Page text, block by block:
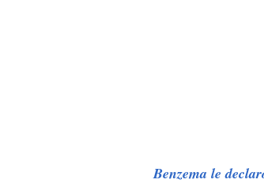
Benzema le